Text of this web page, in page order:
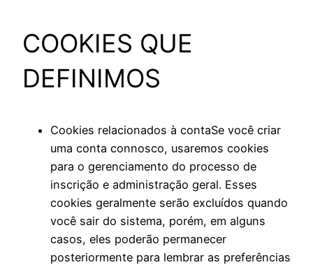
COOKIES QUE
DEFINIMOS
Cookies relacionados à contaSe você criar
uma conta connosco, usaremos cookies
para o gerenciamento do processo de
inscrição e administração geral. Esses
cookies geralmente serão excluídos quando
você sair do sistema, porém, em alguns
casos, eles poderão permanecer
posteriormente para lembrar as preferências